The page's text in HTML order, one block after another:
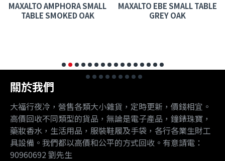
MAXALTO AMPHORA SMALL
TABLE SMOKED OAK
MAXALTO EBE SMALL TABLE
GREY OAK
關於我們
大福行夜冷，營售各類大小雜貨，定時更新，價錢相宜。
高價回收不同類型的貨品，無論是電子產品，鐘錶珠寶，
藥妝香水，生活用品，服裝鞋履及手袋，各行各業生財工
具設備。我們都以高價和公平的方式回收。有意請電：
90960692 劉先生